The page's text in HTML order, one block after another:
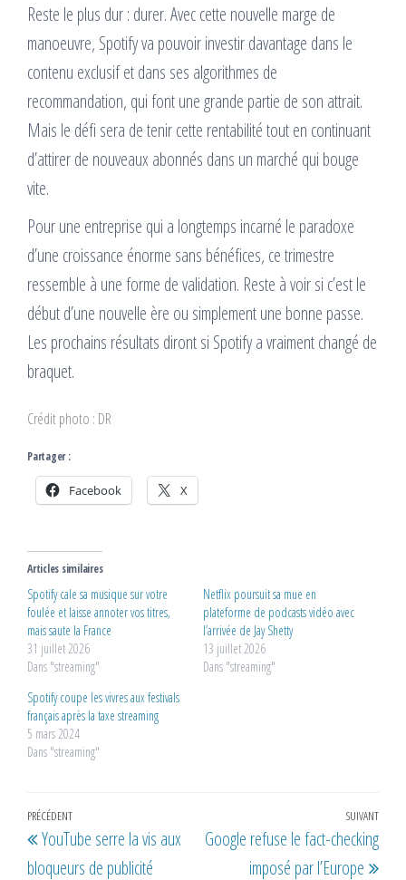
Reste le plus dur : durer. Avec cette nouvelle marge de
manoeuvre, Spotify va pouvoir investir davantage dans le
contenu exclusif et dans ses algorithmes de
recommandation, qui font une grande partie de son attrait.
Mais le défi sera de tenir cette rentabilité tout en continuant
d’attirer de nouveaux abonnés dans un marché qui bouge
vite.
Pour une entreprise qui a longtemps incarné le paradoxe
d’une croissance énorme sans bénéfices, ce trimestre
ressemble à une forme de validation. Reste à voir si c’est le
début d’une nouvelle ère ou simplement une bonne passe.
Les prochains résultats diront si Spotify a vraiment changé de
braquet.
Crédit photo : DR
Partager :
Facebook X
Articles similaires
Spotify cale sa musique sur votre
foulée et laisse annoter vos titres,
mais saute la France
31 juillet 2026
Dans "streaming"
Netflix poursuit sa mue en
plateforme de podcasts vidéo avec
l’arrivée de Jay Shetty
13 juillet 2026
Dans "streaming"
Spotify coupe les vivres aux festivals
français après la taxe streaming
5 mars 2024
Dans "streaming"
Navigation
de
Article
précédent
PRÉCÉDENT
YouTube serre la vis aux
bloqueurs de publicité
SUIVANT
Google refuse le fact-checking
imposé par l’Europe